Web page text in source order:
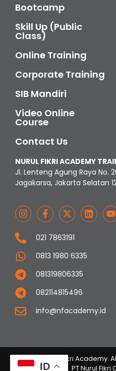
Bootcamp
Skill Up (Public
Class)
Online Training
Corporate Training
SIB Mandiri
Video Online
Course
Contact Us
NURUL FIKRI ACADEMY
Jl. Lenteng Agung Raya No.
Jagakarsa, Jakarta Selatan
021 7863191
0813 1980 6335
081319806335
082114815496
info@nfacademy.id
© 2023 Nurul Fikri Academy.
PT Nurul Fikri
ID